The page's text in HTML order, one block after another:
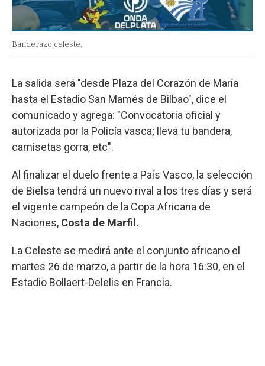
Banderazo celeste.
La salida será "desde Plaza del Corazón de María
hasta el Estadio San Mamés de Bilbao", dice el
comunicado y agrega: "Convocatoria oficial y
autorizada por la Policía vasca; llevá tu bandera,
camisetas gorra, etc".
Al finalizar el duelo frente a País Vasco, la selección
de Bielsa tendrá un nuevo rival a los tres días y será
el vigente campeón de la Copa Africana de
Naciones, Costa de Marfil.
La Celeste se medirá ante el conjunto africano el
martes 26 de marzo, a partir de la hora 16:30, en el
Estadio Bollaert-Delelis en Francia.